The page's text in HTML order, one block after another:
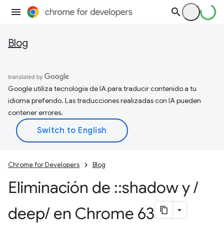
Blog
Google utiliza tecnología de IA para traducir contenido a tu
idioma preferido. Las traducciones realizadas con IA pueden
contener errores.
Chrome for Developers Blog
Eliminación de ::shadow y/
deep/ en Chrome 63